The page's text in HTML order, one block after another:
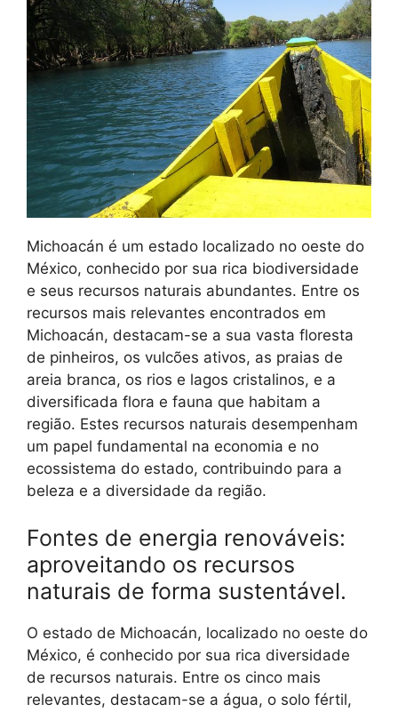
Michoacán é um estado localizado no oeste do
México, conhecido por sua rica biodiversidade
e seus recursos naturais abundantes. Entre os
recursos mais relevantes encontrados em
Michoacán, destacam-se a sua vasta floresta
de pinheiros, os vulcões ativos, as praias de
areia branca, os rios e lagos cristalinos, e a
diversificada flora e fauna que habitam a
região. Estes recursos naturais desempenham
um papel fundamental na economia e no
ecossistema do estado, contribuindo para a
beleza e a diversidade da região.
Fontes de energia renováveis:
aproveitando os recursos
naturais de forma sustentável.
O estado de Michoacán, localizado no oeste do
México, é conhecido por sua rica diversidade
de recursos naturais. Entre os cinco mais
relevantes, destacam-se a água, o solo fértil,